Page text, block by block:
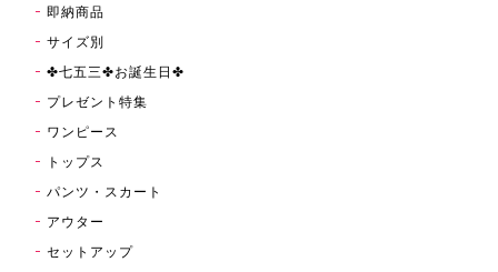
即納商品
サイズ別
✤七五三✤お誕生日✤
プレゼント特集
ワンピース
トップス
パンツ・スカート
アウター
セットアップ